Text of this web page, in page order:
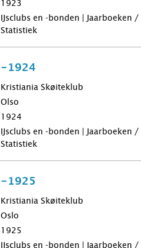
1923
IJsclubs en -bonden | Jaarboeken
Statistiek
1924
Kristiania Skøiteklub
Olso
1924
IJsclubs en -bonden | Jaarboeken
Statistiek
1925
Kristiania Skøiteklub
Oslo
1925
IJsclubs en -bonden | Jaarboeken